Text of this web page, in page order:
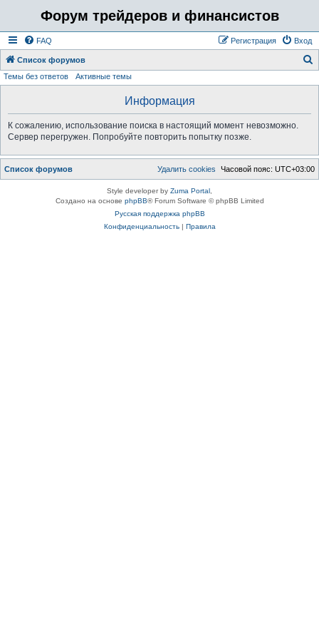
Форум трейдеров и финансистов
FAQ Вход
Регистрация
Список форумов
Темы без ответов Активные темы
Информация
К сожалению, использование поиска в настоящий момент невозможно.
Сервер перегружен. Попробуйте повторить попытку позже.
Список форумов Часовой пояс: UTC+03:00
Удалить cookies
Style developer by Zuma Portal
Создано на основе phpBB® Forum Software © phpBB Limited
Русская поддержка phpBB
Конфиденциальность| Правила